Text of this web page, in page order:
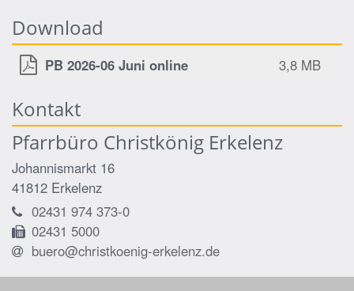
Download
PB 2026-06 Juni online 3,8 MB
Kontakt
Pfarrbüro Christkönig Erkelenz
Johannismarkt 16
41812 Erkelenz
02431 974 373-0
02431 5000
buero@christkoenig-erkelenz.de